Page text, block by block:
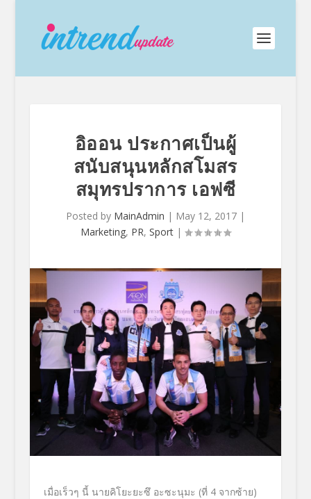
อิออน ประกาศเป็นผู้
สนับสนุนหลักสโมสร
สมุทรปราการ เอฟซี
Posted by MainAdmin | May 12, 2017|
Marketing, PR, Sport|
เมื่อเร็วๆ นี้ นายคิโยะยะซึ อะซะนุมะ (ที่ 4 จากซ้าย)